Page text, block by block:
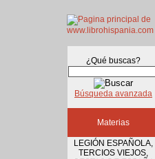
¿Qué buscas?
Búsqueda avanzada
Materias
LEGIÓN ESPAÑOLA,
TERCIOS VIEJOS,